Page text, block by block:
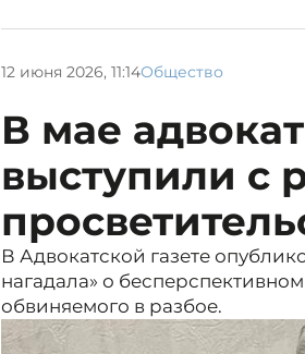
12 июня 2026, 11:14Общество
В мае
выступили с
В Адвокатской газете
нагадала» о
обвиняемого в разбое.